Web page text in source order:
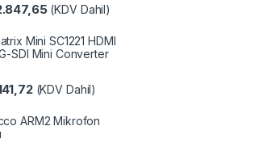
(KDV Dahil)
Mini SC1221 HDMI
SDI Mini Converter
(KDV Dahil)
ARM2 Mikrofon